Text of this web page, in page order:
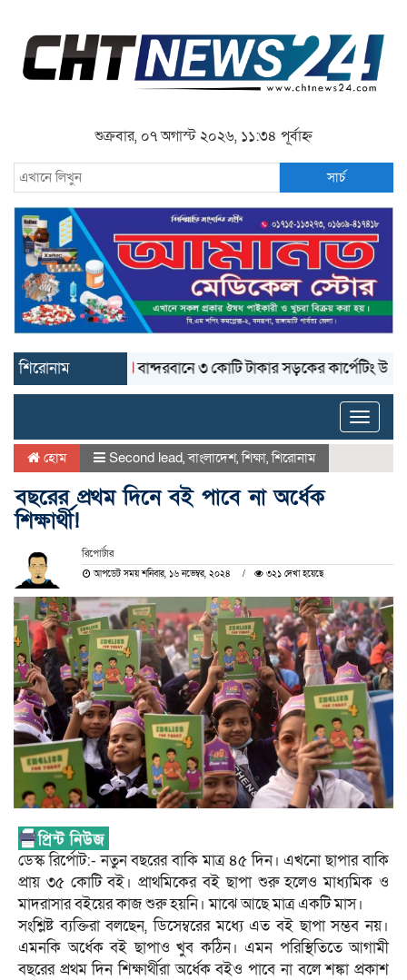
শুক্রবার, ০৭ অগাস্ট ২০২৬, ১১:৩৪ পূর্বাহ্ন
সার্চ
শিরোনাম বান্দরবানে ৩ কোটি টাকার সড়কের কার্পেটিং উঠে যাচ্ছে
Toggle
হোম Second lead,বাংলাদেশ,শিক্ষা,শিরোনাম
বছরের প্রথম দিনে বই পাবে না অর্ধেক
শিক্ষার্থী!
রিপোর্টার
আপডেট সময় শনিবার, ১৬ নভেম্বর, ২০২৪ ৩২১ দেখা হয়েছে
ডেস্ক রির্পোট:- নতুন বছরের বাকি মাত্র ৪৫ দিন। এখনো ছাপার বাকি
প্রায় ৩৫ কোটি বই। প্রাথমিকের বই ছাপা শুরু হলেও মাধ্যমিক ও
মাদরাসার বইয়ের কাজ শুরু হয়নি। মাঝে আছে মাত্র একটি মাস।
সংশ্লিষ্ট ব্যক্তিরা বলছেন, ডিসেম্বরের মধ্যে এত বই ছাপা সম্ভব নয়।
এমনকি অর্ধেক বই ছাপাও খুব কঠিন। এমন পরিস্থিতিতে আগামী
বছরের প্রথম দিন শিক্ষার্থীরা অর্ধেক বইও পাবে না বলে শঙ্কা প্রকাশ